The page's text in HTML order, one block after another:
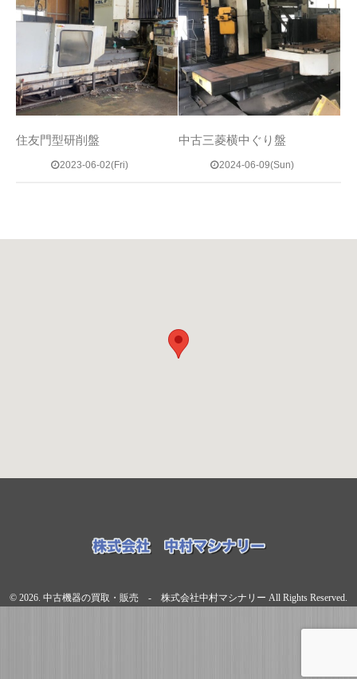
住友門型研削盤
2023-06-02(Fri)
中古三菱横中ぐり盤
2024-06-09(Sun)
© 2026. 中古機器の買取・販売 - 株式会社中村マシナリー All Rights Reserved.